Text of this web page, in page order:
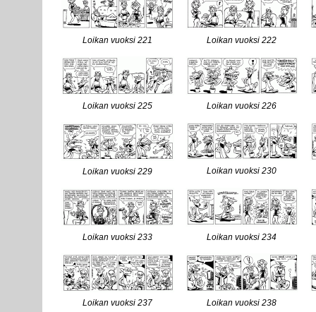
Loikan vuoksi 221 Loikan vuoksi 222
Loikan vuoksi 225 Loikan vuoksi 226
Loikan vuoksi 229 Loikan vuoksi 230
Loikan vuoksi 233 Loikan vuoksi 234
Loikan vuoksi 237 Loikan vuoksi 238